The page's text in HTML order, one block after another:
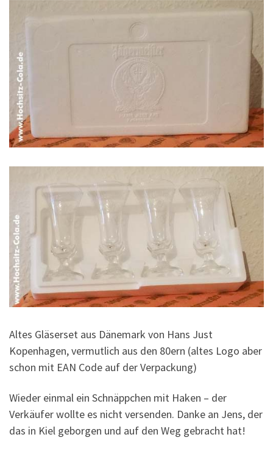
Altes Gläserset aus Dänemark von Hans Just
Kopenhagen, vermutlich aus den 80ern (altes Logo aber
schon mit EAN Code auf der Verpackung)
Wieder einmal ein Schnäppchen mit Haken – der
Verkäufer wollte es nicht versenden. Danke an Jens, der
das in Kiel geborgen und auf den Weg gebracht hat!